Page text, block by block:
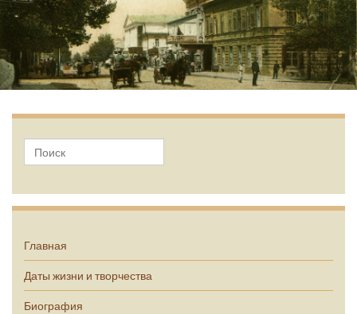
Главная
Даты жизни и творчества
Биография